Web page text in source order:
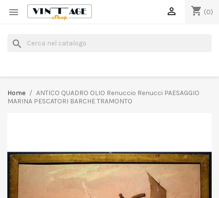
 shopping_cart (0)

search
Home
ANTICO QUADRO OLIO Renuccio Renucci PAESAGGIO
MARINA PESCATORI BARCHE TRAMONTO